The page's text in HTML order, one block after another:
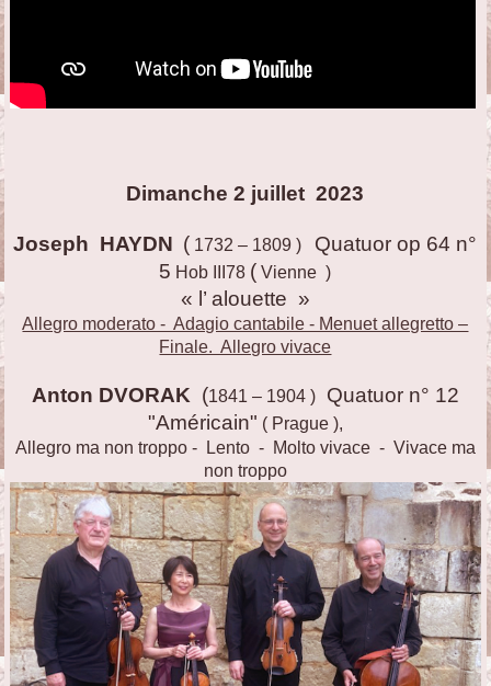
Dimanche 2 juillet 2023
Joseph HAYDN ( 1732 – 1809 ) Quatuor op 64 n°
5 Hob III78 ( Vienne )
« l’ alouette »
Allegro moderato - Adagio cantabile - Menuet allegretto –
Finale. Allegro vivace
Anton DVORAK (1841 – 1904 )Quatuor n° 12
"Américain" ( Prague ),
Allegro ma non troppo - Lento - Molto vivace - Vivace ma
non troppo